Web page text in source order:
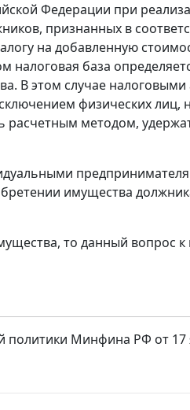
Федерации при
признанных в
на добавленную
налоговая база
В этом случае
физических
методом,
имущества
то данный вопрос
Минфина РФ от 17